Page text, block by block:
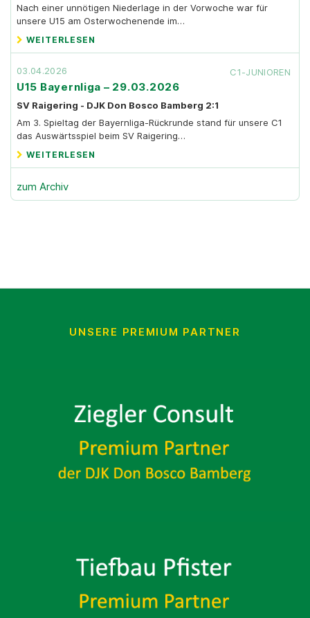
Nach einer unnötigen Niederlage in der Vorwoche war für
unsere U15 am Osterwochenende im…
WEITERLESEN
03.04.2026 C1-JUNIOREN
U15 Bayernliga – 29.03.2026
SV Raigering - DJK Don Bosco Bamberg 2:1
Am 3. Spieltag der Bayernliga-Rückrunde stand für unsere C1
das Auswärtsspiel beim SV Raigering…
WEITERLESEN
zum Archiv
UNSERE PREMIUM PARTNER